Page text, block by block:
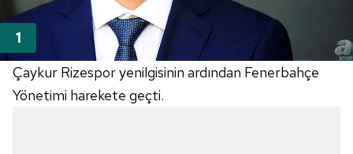
Çaykur Rizespor yenilgisinin ardından Fenerbahçe
Yönetimi harekete geçti.